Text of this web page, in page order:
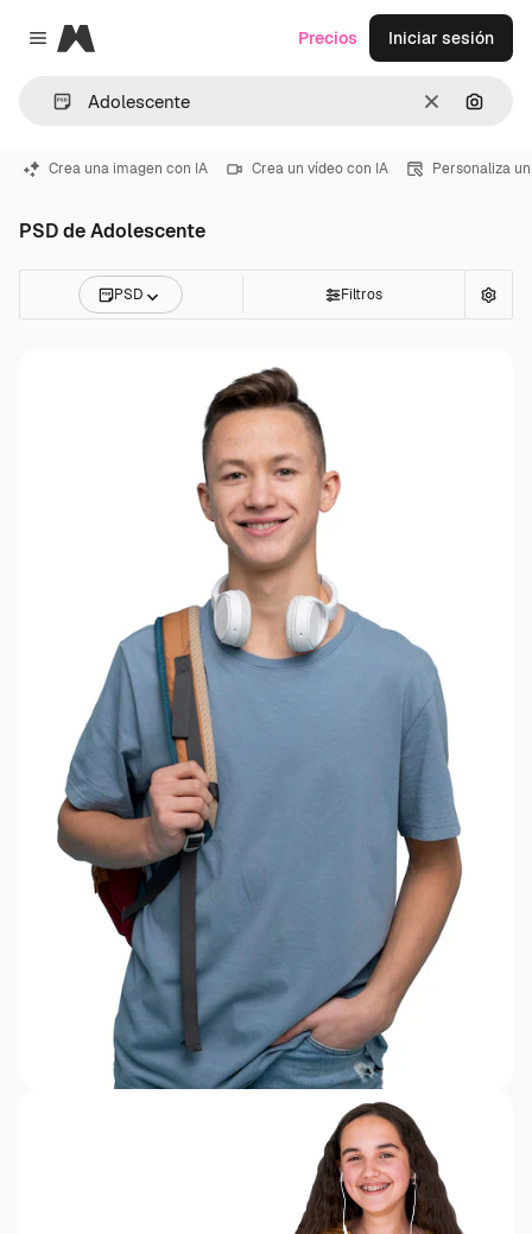
Close menu
Magnific
Borrar
Precios Iniciar sesión
Crea una imagen con IA Crea un vídeo con IA Personaliza
PSD de Adolescente
PSD Filtros